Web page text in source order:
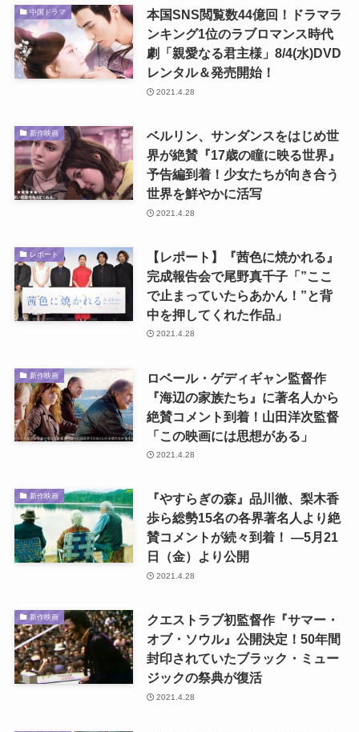
中国ドラマ
本国SNS閲覧数44億回！ドラマラ
ンキング1位のラブロマンス時代
劇「親愛なる君主様」8/4(水)DVD
レンタル＆発売開始！
2021.4.28
新作映画
ベルリン、サンダンスをはじめ世
界が絶賛『17歳の瞳に映る世界』
予告編到着！少女たちが向き合う
世界を鮮やかに活写
2021.4.28
レポート
【レポート】『茜色に焼かれる』
完成報告会で尾野真千子「”ここ
で止まっていたらあかん！”と背
中を押してくれた作品」
2021.4.28
新作映画
ロベール・ゲディギャン監督作
『海辺の家族たち』に著名人から
絶賛コメント到着！山田洋次監督
「この映画には思想がある」
2021.4.28
新作映画
『やすらぎの森』品川徹、梨木香
歩ら総勢15名の各界著名人より絶
賛コメントが続々到着！ ―5月21
日（金）より公開
2021.4.28
新作映画
クエストラブ初監督作『サマー・
オブ・ソウル』公開決定！50年間
封印されていたブラック・ミュー
ジックの祭典が復活
2021.4.28